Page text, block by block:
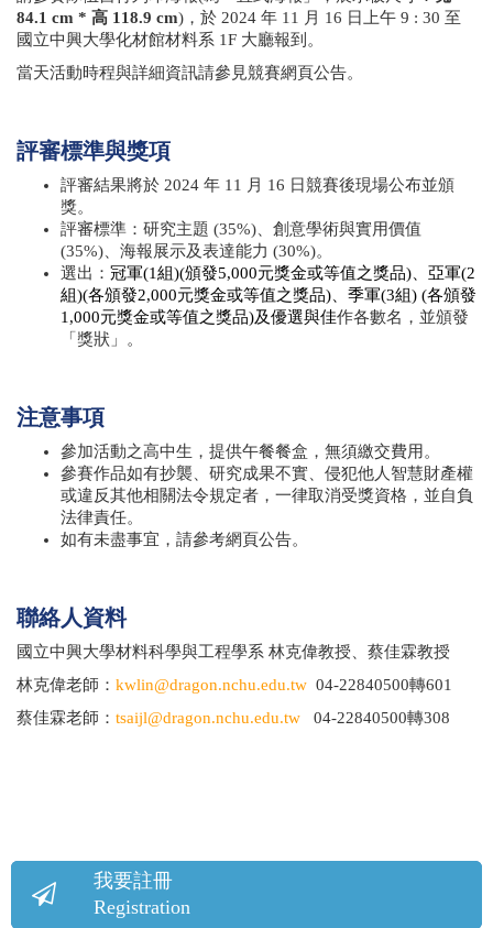
84.1 cm * 高 118.9 cm)，於 2024 年 11 月 16 日上午 9 : 30 至
國立中興大學化材館材料系 1F 大廳報到。
當天活動時程與詳細資訊請參見競賽網頁公告。
評審標準與獎項
評審結果將於 2024 年 11 月 16 日競賽後現場公布並頒
獎。
評審標準：研究主題 (35%)、創意學術與實用價值
(35%)、海報展示及表達能力 (30%)。
選出： 冠軍(1組)(頒發5,000元獎金或等值之獎品)、亞軍(2
組)(各頒發2,000元獎金或等值之獎品)、季軍(3組) (各頒發
1,000元獎金或等值之獎品)及優選與佳作各數名，並頒發
「獎狀」。
注意事項
參加活動之高中生，提供午餐餐盒，無須繳交費用。
參賽作品如有抄襲、研究成果不實、侵犯他人智慧財產權
或違反其他相關法令規定者，一律取消受獎資格，並自負
法律責任。
如有未盡事宜，請參考網頁公告。
聯絡人資料
國立中興大學材料科學與工程學系 林克偉教授、蔡佳霖教授
林克偉老師： kwlin@dragon.nchu.edu.tw 04-22840500轉601
蔡佳霖老師： tsaijl@dragon.nchu.edu.tw 04-22840500轉308
我要註冊
Registration